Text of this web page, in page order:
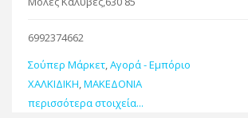
6992374662
Σούπερ Μάρκετ,Αγορά - Εμπόριο
ΧΑΛΚΙΔΙΚΗ,ΜΑΚΕΔΟΝΙΑ
περισσότερα στοιχεία...